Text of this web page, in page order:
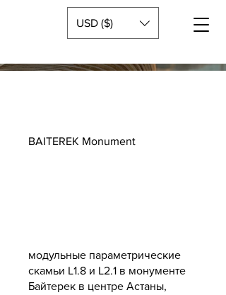
USD ($)
BAITEREK Monument
модульные параметрические
скамьи L1.8 и L2.1 в монументе
Байтерек в центре Астаны,